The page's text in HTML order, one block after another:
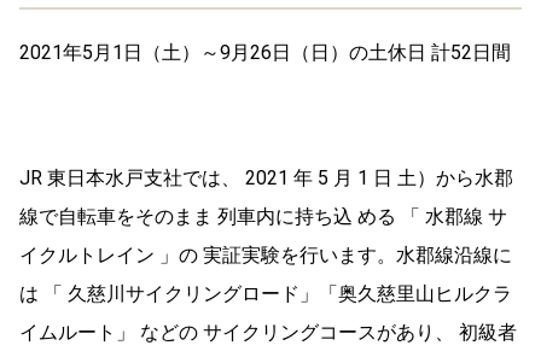
2021年5月1日（土）～9月26日（日）の土休日 計52日間
JR 東日本水戸支社では、 2021 年 5 月 1 日 土）から水郡
線で自転車をそのまま 列車内に持ち込 める 「 水郡線 サ
イクルトレイン 」の 実証実験を行います。水郡線沿線に
は 「 久慈川サイクリングロード」「奥久慈里山ヒルクラ
イムルート」 などの サイクリングコースがあり、 初級者